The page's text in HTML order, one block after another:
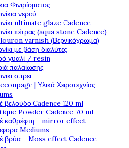
Φινιρίσματος
νερού
ultimate glaze Cadence
πέτρας (aqua stone Cadence)
varnish (Βερνικόχρωμα)
με βάση διαλύτες
γυαλί / resin
παλαίωσης
σπρέι
| Υλικά Χειροτεχνίας
βελούδο Cadence 120 ml
Powder Cadence 70 ml
καθρέφτη - mirror effect
Mediums
βρύα - Moss effect Cadence